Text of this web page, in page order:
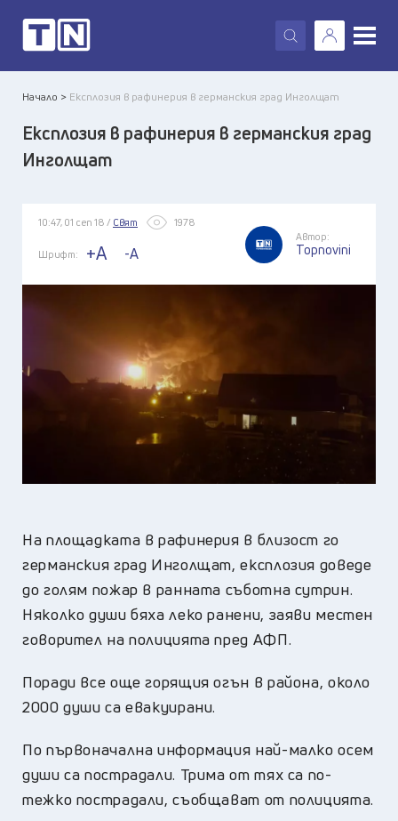
X
Начало > Експлозия в рафинерия в германския град Инголщат
Експлозия в рафинерия в германския град
Инголщат
10:47, 01 сеп 18 / Свят 1978
Шрифт: +A -A
Автор:
Topnovini
На площадката в рафинерия в близост го
германския град Инголщат, експлозия доведе
до голям пожар в ранната съботна сутрин.
Няколко души бяха леко ранени, заяви местен
говорител на полицията пред АФП.
Поради все още горящия огън в района, около
2000 души са евакуирани.
По първоначална информация най-малко осем
души са пострадали. Трима от тях са по-
тежко пострадали, съобщават от полицията.